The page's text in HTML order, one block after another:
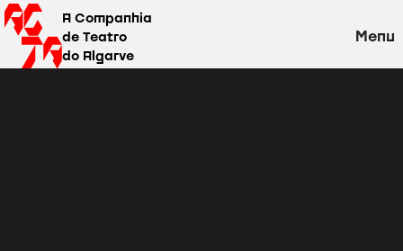
A Companhia
de Teatro
do Algarve
Menu